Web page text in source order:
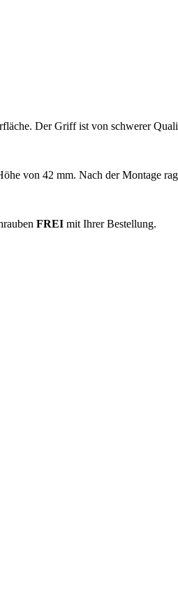
Der Griff ist von schwerer
von 42 mm. Nach der Montage
FREI mit Ihrer Bestellung.